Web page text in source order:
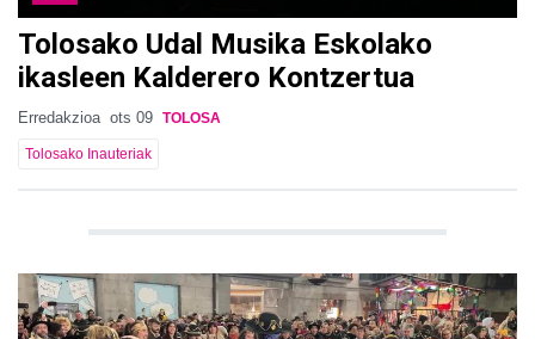
Tolosako Udal Musika Eskolako
ikasleen Kalderero Kontzertua
Erredakzioa ots 09 TOLOSA
Tolosako Inauteriak